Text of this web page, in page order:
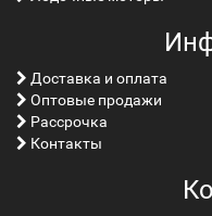
Доставка и оплата
Оптовые продажи
Рассрочка
Контакты